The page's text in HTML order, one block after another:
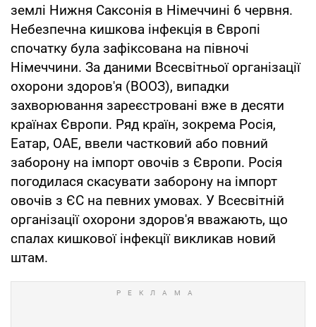
землі Нижня Саксонія в Німеччині 6 червня.
Небезпечна кишкова інфекція в Європі
спочатку була зафіксована на півночі
Німеччини. За даними Всесвітньої організації
охорони здоров'я (ВООЗ), випадки
захворювання зареєстровані вже в десяти
країнах Європи. Ряд країн, зокрема Росія,
Еатар, ОАЕ, ввели частковий або повний
заборону на імпорт овочів з Європи. Росія
погодилася скасувати заборону на імпорт
овочів з ЄС на певних умовах. У Всесвітній
організації охорони здоров'я вважають, що
спалах кишкової інфекції викликав новий
штам.